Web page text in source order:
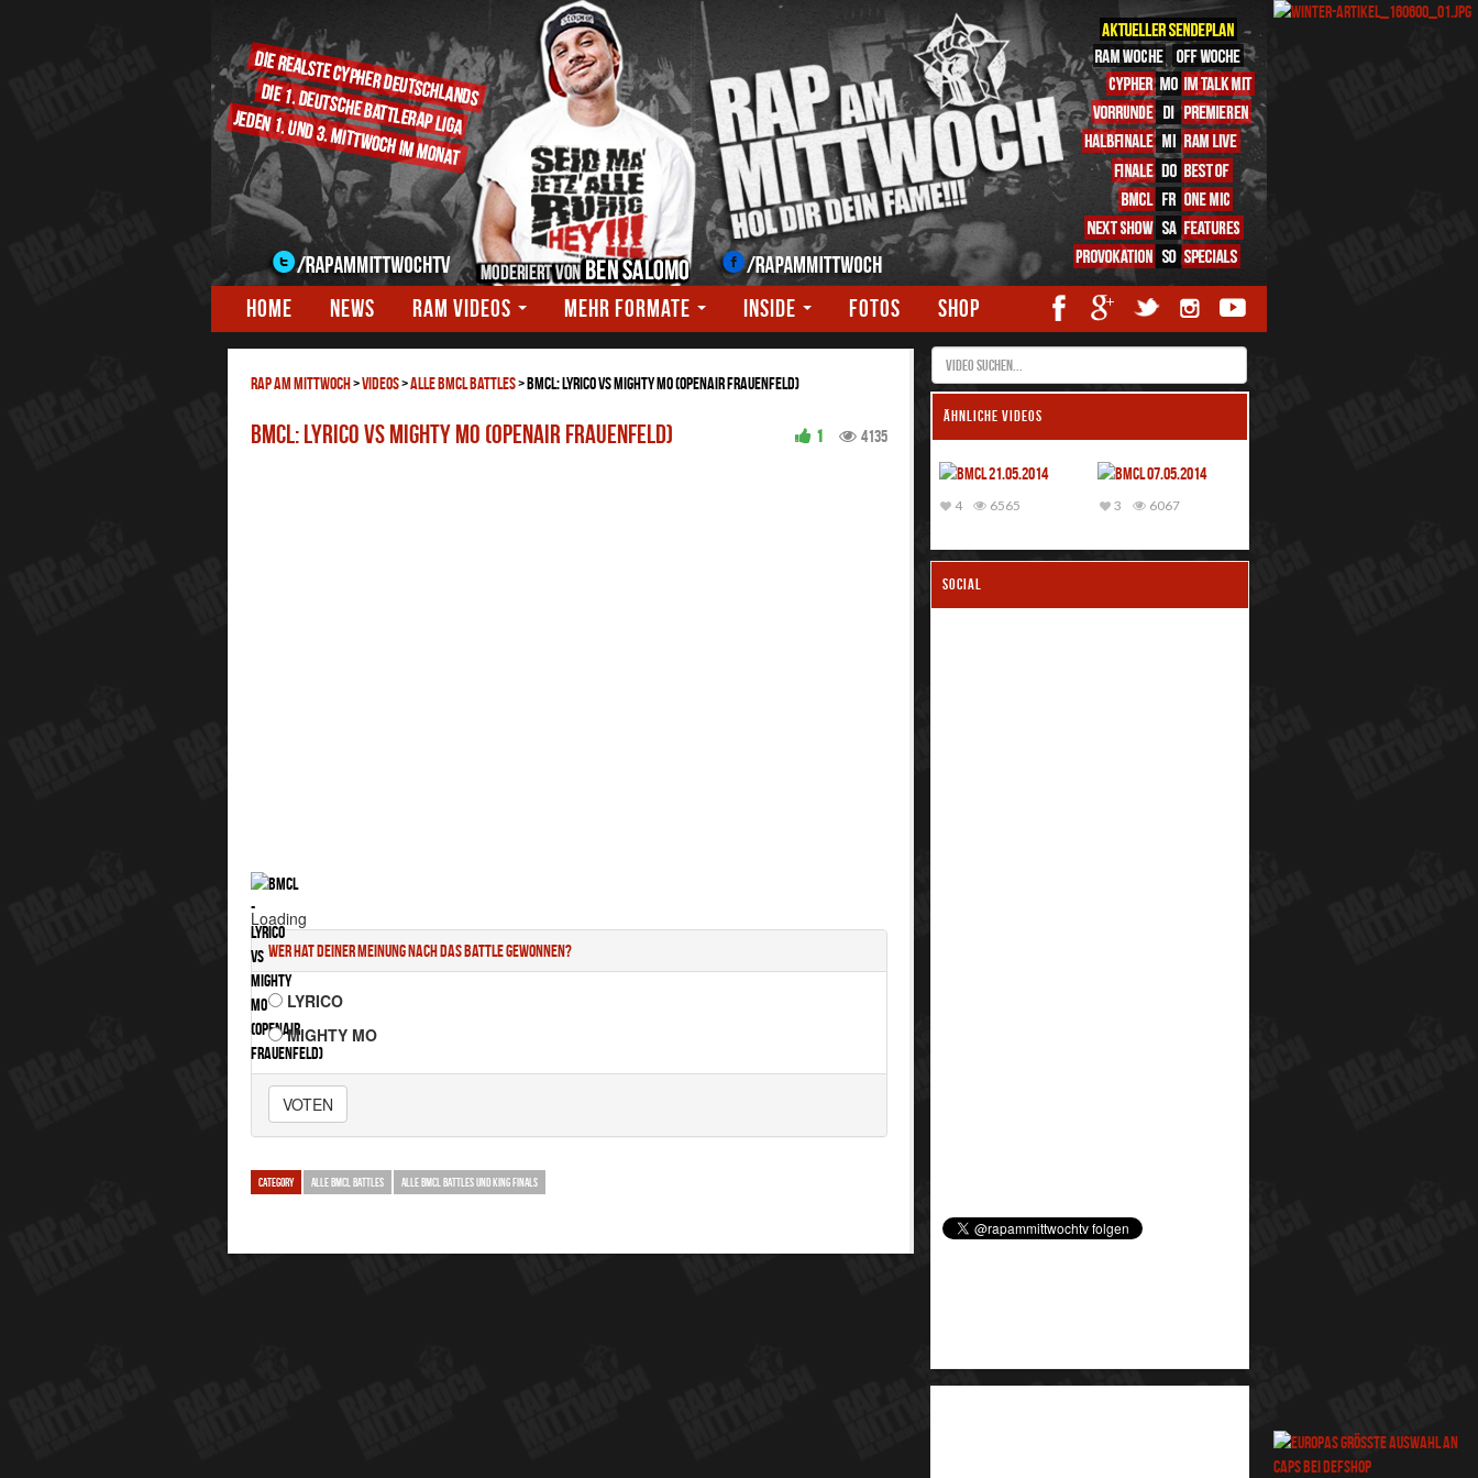
HOME NEWS RAM VIDEOS MEHR FORMATE INSIDE FOTOS SHOP
RAP AM MITTWOCH>Videos>ALLE BMCL BATTLES>BMCL: Lyrico vs Mighty Mo (Openair Frauenfeld)
BMCL: Lyrico vs Mighty Mo (Openair Frauenfeld) 4135
1
Loading
Wer hat deiner Meinung nach das Battle gewonnen?
LYRICO
MIGHTY MO
VOTEN
CATEGORY ALLE BMCL BATTLES ALLE BMCL BATTLES UND KING FINALS
ÄHNLICHE VIDEOS
6565
4 6067
3
SOCIAL